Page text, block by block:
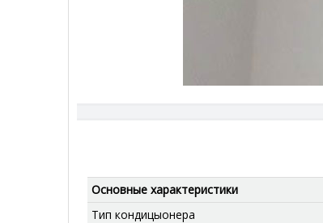
Основные характеристики
Тип кондицыонера